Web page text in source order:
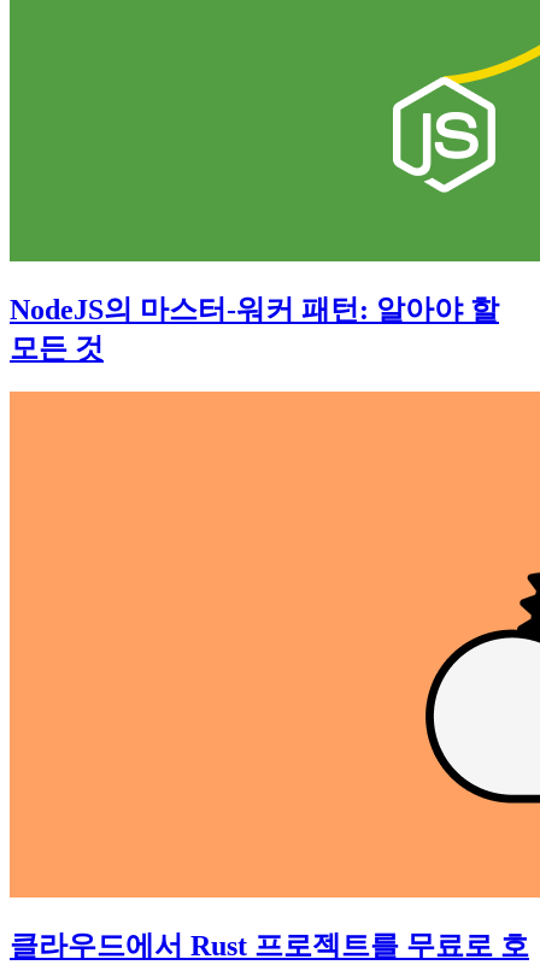
NodeJS의 마스터-워커 패턴: 알아야 할
모든 것
클라우드에서 Rust 프로젝트를 무료로 호